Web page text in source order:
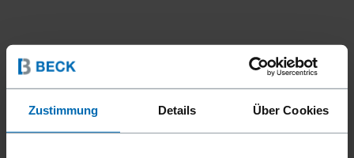
Zustimmung Details Über Cookies